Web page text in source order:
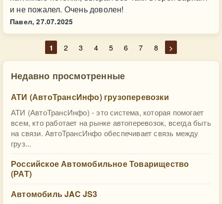
и не пожалел. Очень доволен!
Павел, 27.07.2025
1 2 3 4 5 6 7 8 >
Недавно просмотренные
АТИ (АвтоТрансИнфо) грузоперевозки
АТИ (АвтоТрансИнфо) - это система, которая помогает
всем, кто работает на рынке автоперевозок, всегда быть
на связи. АвтоТрансИнфо обеспечивает связь между
груз...
Российское Автомобильное Товарищество
(РАТ)
Автомобиль JAC JS3